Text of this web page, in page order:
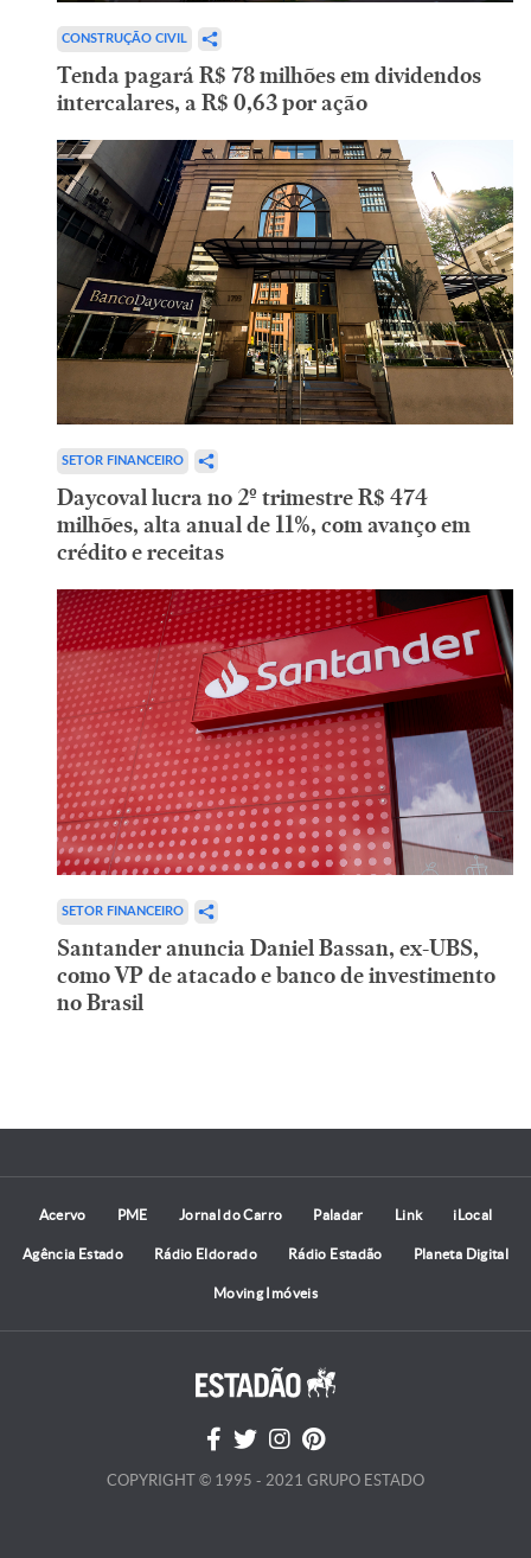
CONSTRUÇÃO CIVIL
Tenda pagará R$ 78 milhões em dividendos
intercalares, a R$ 0,63 por ação
SETOR FINANCEIRO
Daycoval lucra no 2º trimestre R$ 474
milhões, alta anual de 11%, com avanço em
crédito e receitas
SETOR FINANCEIRO
Santander anuncia Daniel Bassan, ex-UBS,
como VP de atacado e banco de investimento
no Brasil
Acervo PME Jornal do Carro Paladar Link iLocal
Agência Estado Rádio Eldorado Rádio Estadão Planeta Digital
Moving Imóveis
COPYRIGHT © 1995 - 2021 GRUPO ESTADO